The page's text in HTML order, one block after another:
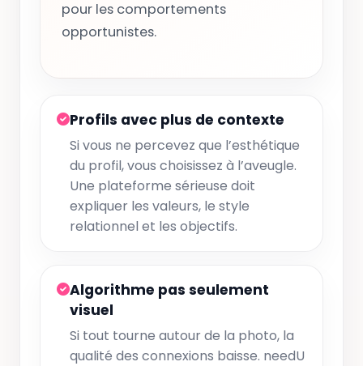
pour les comportements
opportunistes.
Profils avec plus de contexte
Si vous ne percevez que l’esthétique
du profil, vous choisissez à l’aveugle.
Une plateforme sérieuse doit
expliquer les valeurs, le style
relationnel et les objectifs.
Algorithme pas seulement
visuel
Si tout tourne autour de la photo, la
qualité des connexions baisse. needU